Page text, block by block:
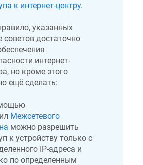
к интернет-центру.
указанных
советов достаточно
интернет-
но кроме этого
ещё сделать:
Межсетевого
можно разрешить
к устройству только с
IP-адреса и
по определенным